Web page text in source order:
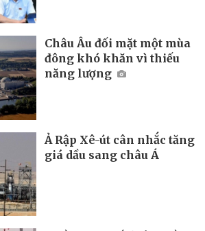
Châu Âu đối mặt một mùa
đông khó khăn vì thiếu
năng lượng
Ả Rập Xê-út cân nhắc tăng
giá dầu sang châu Á